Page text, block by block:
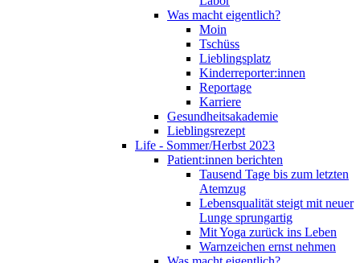
Was macht eigentlich?
Moin
Tschüss
Lieblingsplatz
Kinderreporter:innen
Reportage
Karriere
Gesundheitsakademie
Lieblingsrezept
Life - Sommer/Herbst 2023
Patient:innen berichten
Tausend Tage bis zum letzten
Atemzug
Lebensqualität steigt mit neuer
Lunge sprungartig
Mit Yoga zurück ins Leben
Warnzeichen ernst nehmen